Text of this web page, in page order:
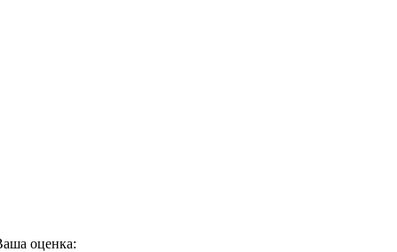
оценка: